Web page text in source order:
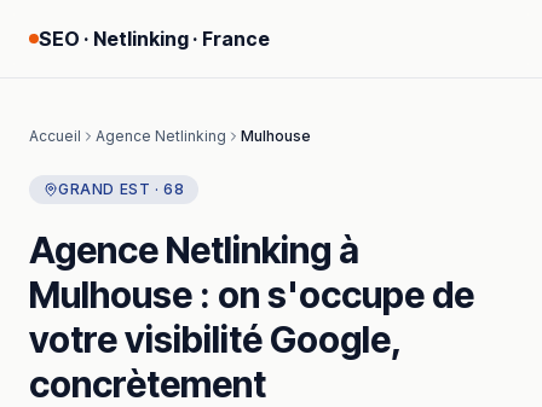
SEO · Netlinking · France
Accueil Agence Netlinking Mulhouse
GRAND EST ·68
Agence Netlinking à
Mulhouse : on s'occupe de
votre visibilité Google,
concrètement